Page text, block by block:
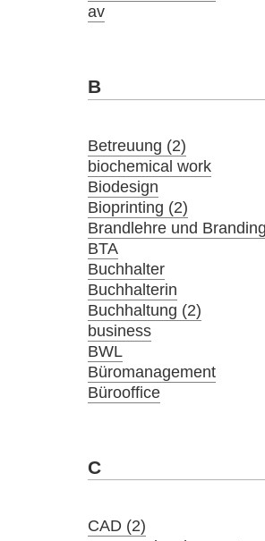
av
B
Betreuung (2)
biochemical work
Biodesign
Bioprinting (2)
Brandlehre und
BTA
Buchhalter
Buchhalterin
Buchhaltung (2)
business
BWL
Büromanagement
Bürooffice
C
CAD (2)